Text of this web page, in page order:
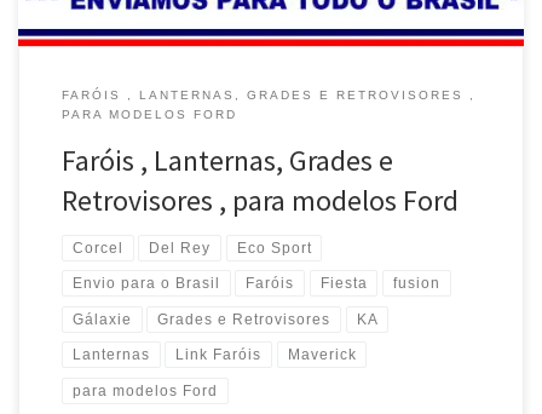
FARÓIS , LANTERNAS, GRADES E RETROVISORES ,
PARA MODELOS FORD
Faróis , Lanternas, Grades e
Retrovisores , para modelos Ford
Corcel Del Rey Eco Sport
Envio para o Brasil Faróis Fiesta fusion
Gálaxie Grades e Retrovisores KA
Lanternas Link Faróis Maverick
para modelos Ford